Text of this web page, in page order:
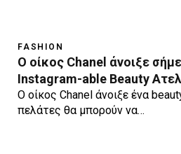
FASHION
Ο οίκος Chanel άνοιξε
Instagram-able Beauty
Ο οίκος Chanel άνοιξε ένα
πελάτες θα μπορούν να…